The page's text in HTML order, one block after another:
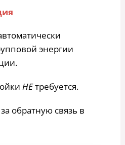
энергии
НЕтребуется.
обратную связь в